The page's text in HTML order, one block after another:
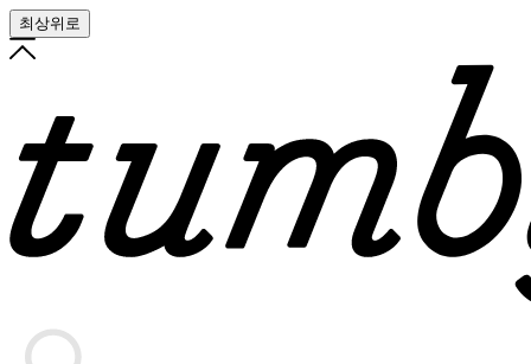
최상위로